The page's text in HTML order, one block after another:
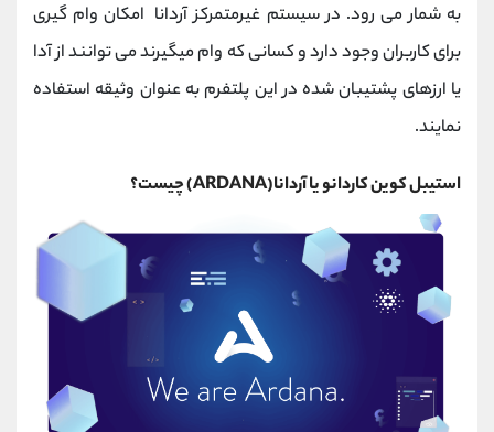
به شمار می رود. در سیستم غیرمتمرکز آردانا امکان وام گیری
برای کاربران وجود دارد و کسانی که وام میگیرند می توانند از آدا
یا ارزهای پشتیبان شده در این پلتفرم به عنوان وثیقه استفاده
نمایند.
استیبل کوین کاردانو یا آردانا(ARDANA) چیست؟